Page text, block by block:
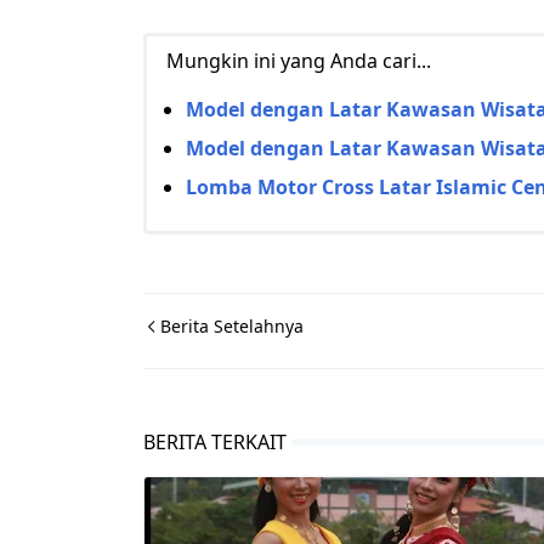
Mungkin ini yang Anda cari...
Model dengan Latar Kawasan
Model dengan Latar Kawasan
Lomba Motor Cross Latar Islamic
Berita Setelahnya
BERITA TERKAIT